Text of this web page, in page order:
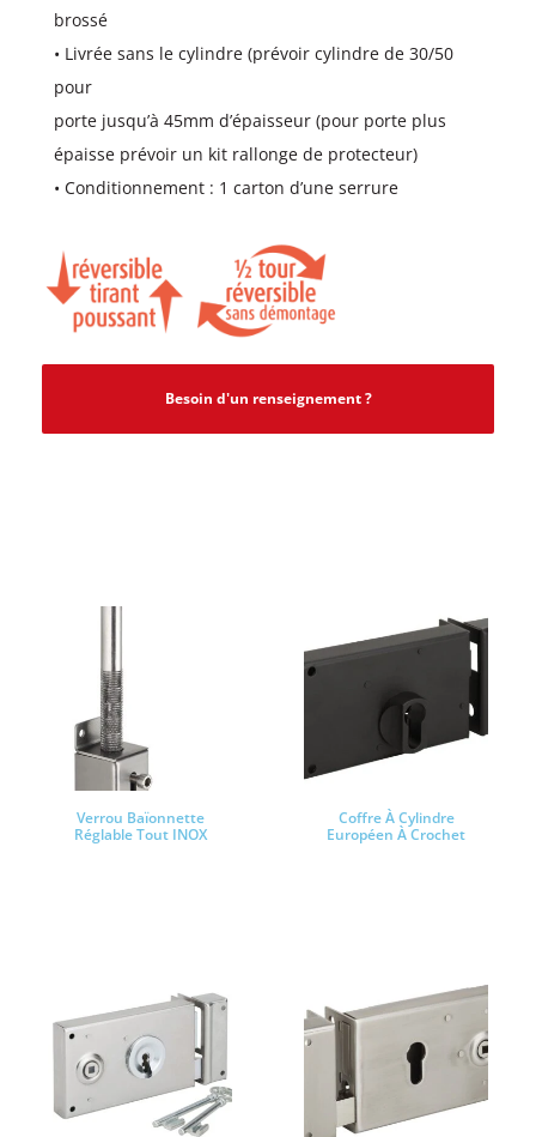
brossé
• Livrée sans le cylindre (prévoir cylindre de 30/50
pour
porte jusqu’à 45mm d’épaisseur (pour porte plus
épaisse prévoir un kit rallonge de protecteur)
• Conditionnement : 1 carton d’une serrure
Besoin d'un renseignement ?
Verrou Baïonnette
Réglable Tout INOX
Coffre À Cylindre
Européen À Crochet